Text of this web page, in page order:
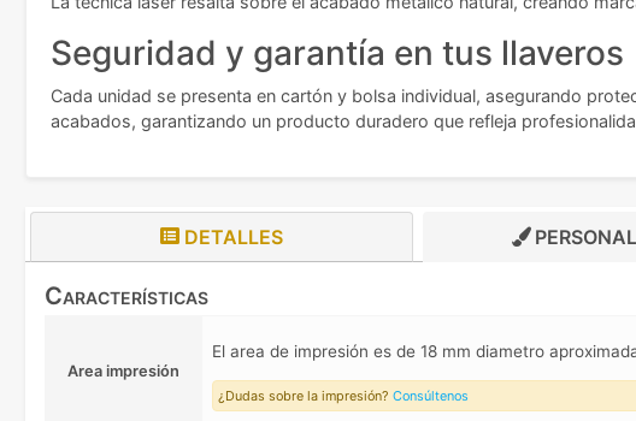
Seguridad y garantía en tus llaveros
Cada unidad se presenta en cartón y bolsa individual, asegurando
acabados, garantizando un producto duradero que refleja
DETALLES
Características
Area impresión
El area de impresión es de 18 mm diametro
¿Dudas sobre la impresión? Consúltenos